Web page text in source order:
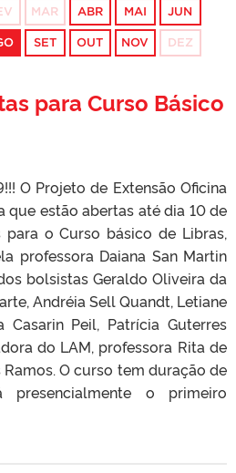
MAR ABR MAI JUN
SET OUT NOV DEZ
para Curso Básico
O Projeto de Extensão Oficina
estão abertas até dia 10 de
o Curso básico de Libras,
professora Daiana San Martin
bolsistas Geraldo Oliveira da
Andréia Sell Quandt, Letiane
Casarin Peil, Patrícia Guterres
do LAM, professora Rita de
Ramos. O curso tem duração de
o primeiro